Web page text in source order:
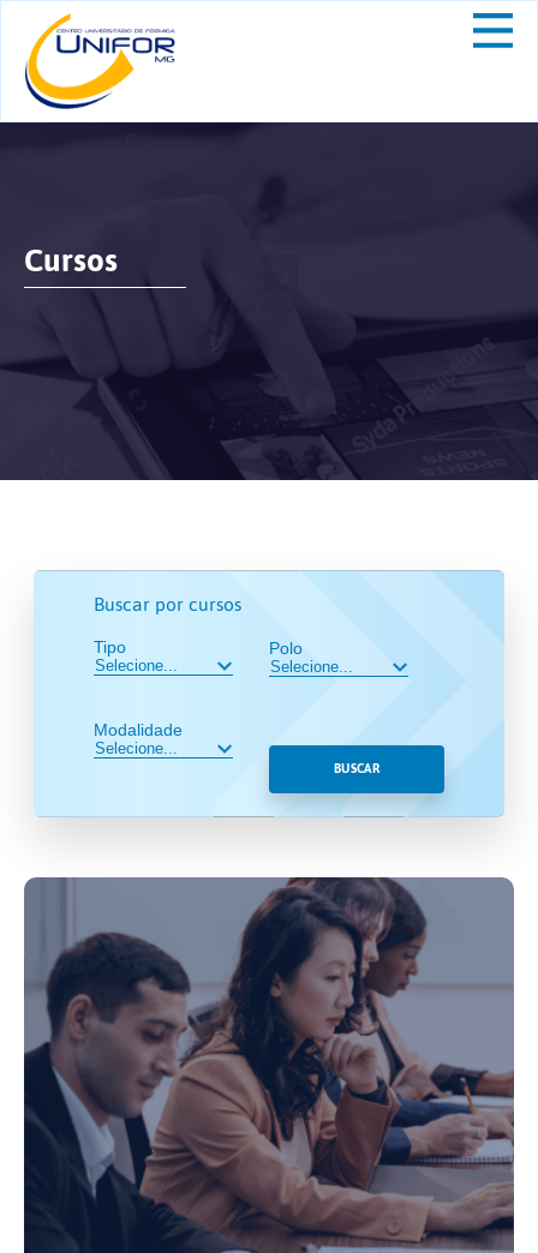
Cursos
Buscar por cursos
Tipo
Modalidade
Polo
BUSCAR